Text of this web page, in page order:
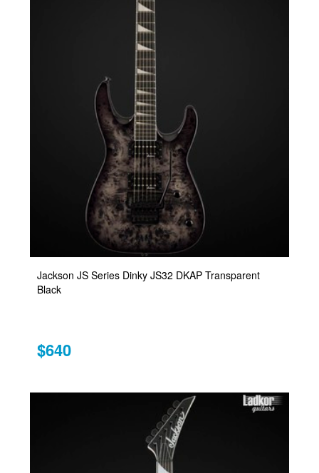
Jackson JS Series Dinky JS32 DKAP Transparent
Black
$640